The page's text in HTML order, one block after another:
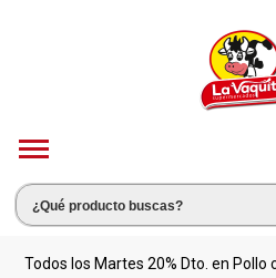
Todos los Martes 20% Dto. en Pollo